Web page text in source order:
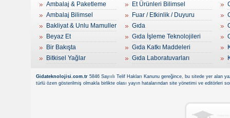
Ambalaj & Paketleme
Ambalaj Bilimsel
Bakliyat & Unlu Mamuller
Beyaz Et
Bir Bakışta
Bitkisel Yağlar
Et Ürünleri Bilimsel
Fuar / Etkinlik / Duyuru
Gıda
Gıda İşleme Teknolojileri
Gıda Katkı Maddeleri
Gıda Laboratuvarları
Gidateknolojisi.com.tr 5846 Sayıılı Telif Hakları Kanunu gereğince, bu sitede yer alan
türlü özen gösterilmiş olmakla birlikte olası yayın hatalarından site yönetimi ve editörleri